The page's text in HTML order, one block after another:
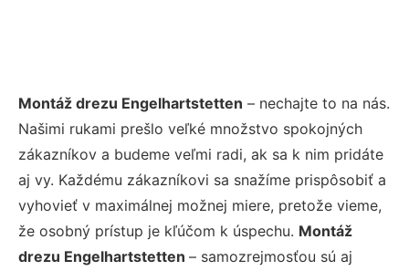
Montáž drezu Engelhartstetten – nechajte to na nás.
Našimi rukami prešlo veľké množstvo spokojných
zákazníkov a budeme veľmi radi, ak sa k nim pridáte
aj vy. Každému zákazníkovi sa snažíme prispôsobiť a
vyhovieť v maximálnej možnej miere, pretože vieme,
že osobný prístup je kľúčom k úspechu. Montáž
drezu Engelhartstetten – samozrejmosťou sú aj